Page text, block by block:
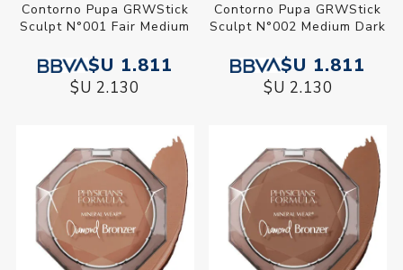
Contorno Pupa GRWStick
Sculpt N°001 Fair Medium
$U 1.811
$U 2.130
Contorno Pupa GRWStick
Sculpt N°002 Medium Dark
$U 1.811
$U 2.130